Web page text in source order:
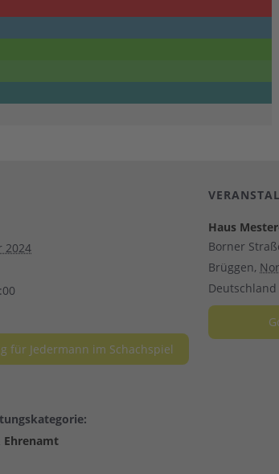
2024
für Jedermann im Schachspiel
Ehrenamt
Haus
Borner
Brüggen,
Deutschland